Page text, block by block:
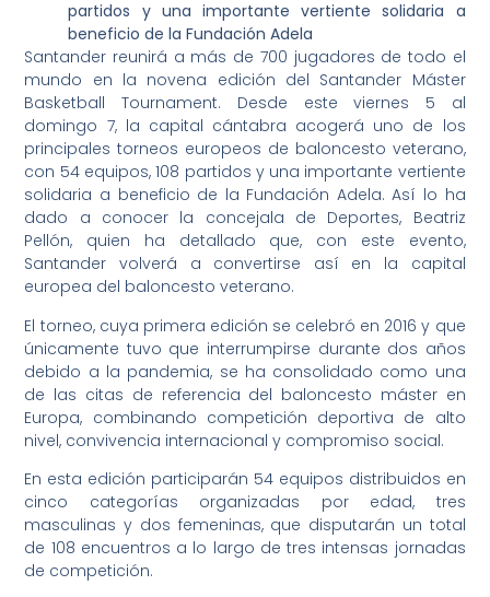
partidos y una importante vertiente solidaria a
beneficio de la Fundación Adela
Santander reunirá a más de 700 jugadores de todo el
mundo en la novena edición del Santander Máster
Basketball Tournament. Desde este viernes 5 al
domingo 7, la capital cántabra acogerá uno de los
principales torneos europeos de baloncesto veterano,
con 54 equipos, 108 partidos y una importante vertiente
solidaria a beneficio de la Fundación Adela. Así lo ha
dado a conocer la concejala de Deportes, Beatriz
Pellón, quien ha detallado que, con este evento,
Santander volverá a convertirse así en la capital
europea del baloncesto veterano.
El torneo, cuya primera edición se celebró en 2016 y que
únicamente tuvo que interrumpirse durante dos años
debido a la pandemia, se ha consolidado como una
de las citas de referencia del baloncesto máster en
Europa, combinando competición deportiva de alto
nivel, convivencia internacional y compromiso social.
En esta edición participarán 54 equipos distribuidos en
cinco categorías organizadas por edad, tres
masculinas y dos femeninas, que disputarán un total
de 108 encuentros a lo largo de tres intensas jornadas
de competición.